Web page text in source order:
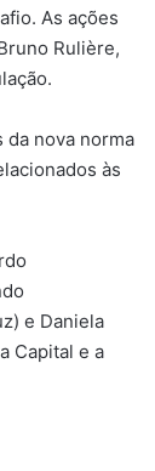
As ações
Rulière,
da nova norma
às
e Daniela
Capital e a